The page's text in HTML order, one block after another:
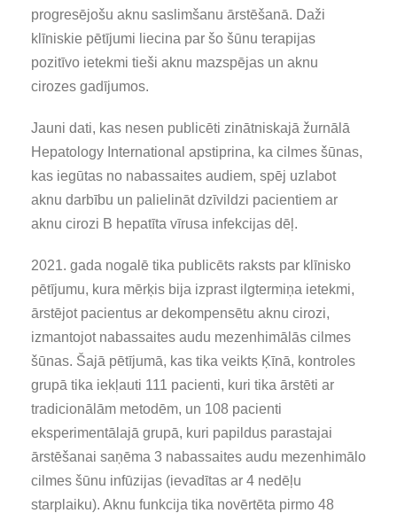
progresējošu aknu saslimšanu ārstēšanā. Daži
klīniskie pētījumi liecina par šo šūnu terapijas
pozitīvo ietekmi tieši aknu mazspējas un aknu
cirozes gadījumos.
Jauni dati, kas nesen publicēti zinātniskajā žurnālā
Hepatology International apstiprina, ka cilmes šūnas,
kas iegūtas no nabassaites audiem, spēj uzlabot
aknu darbību un palielināt dzīvildzi pacientiem ar
aknu cirozi B hepatīta vīrusa infekcijas dēļ.
2021. gada nogalē tika publicēts raksts par klīnisko
pētījumu, kura mērķis bija izprast ilgtermiņa ietekmi,
ārstējot pacientus ar dekompensētu aknu cirozi,
izmantojot nabassaites audu mezenhimālās cilmes
šūnas. Šajā pētījumā, kas tika veikts Ķīnā, kontroles
grupā tika iekļauti 111 pacienti, kuri tika ārstēti ar
tradicionālām metodēm, un 108 pacienti
eksperimentālajā grupā, kuri papildus parastajai
ārstēšanai saņēma 3 nabassaites audu mezenhimālo
cilmes šūnu infūzijas (ievadītas ar 4 nedēļu
starplaiku). Aknu funkcija tika novērtēta pirmo 48